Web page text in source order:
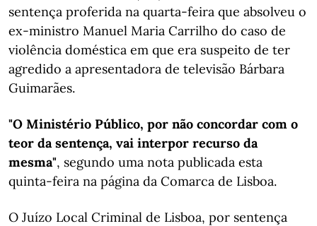
sentença proferida na quarta-feira que absolveu o
ex-ministro Manuel Maria Carrilho do caso de
violência doméstica em que era suspeito de ter
agredido a apresentadora de televisão Bárbara
Guimarães.
"O Ministério Público, por não concordar com o
teor da sentença, vai interpor recurso da
mesma", segundo uma nota publicada esta
quinta-feira na página da Comarca de Lisboa.
O Juízo Local Criminal de Lisboa, por sentença